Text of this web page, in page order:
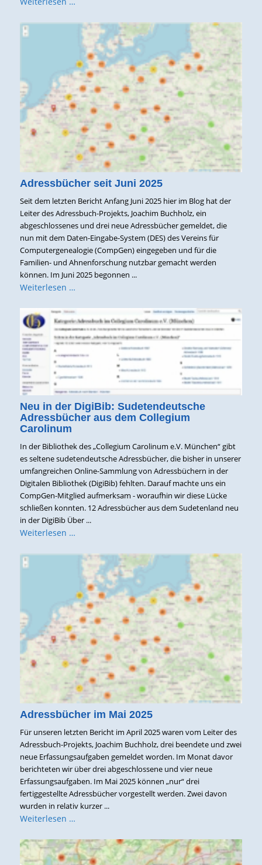
Adressbücher seit Juni 2025
Seit dem letzten Bericht Anfang Juni 2025 hier im Blog hat der
Leiter des Adressbuch-Projekts, Joachim Buchholz, ein
abgeschlossenes und drei neue Adressbücher gemeldet, die
nun mit dem Daten-Eingabe-System (DES) des Vereins für
Computergenealogie (CompGen) eingegeben und für die
Familien- und Ahnenforschung nutzbar gemacht werden
können. Im Juni 2025 begonnen ...
Weiterlesen …
Neu in der DigiBib: Sudetendeutsche
Adressbücher aus dem Collegium
Carolinum
In der Bibliothek des „Collegium Carolinum e.V. München“ gibt
es seltene sudetendeutsche Adressbücher, die bisher in unserer
umfangreichen Online-Sammlung von Adressbüchern in der
Digitalen Bibliothek (DigiBib) fehlten. Darauf machte uns ein
CompGen-Mitglied aufmerksam - woraufhin wir diese Lücke
schließen konnten. 12 Adressbücher aus dem Sudetenland neu
in der DigiBib Über ...
Weiterlesen …
Adressbücher im Mai 2025
Für unseren letzten Bericht im April 2025 waren vom Leiter des
Adressbuch-Projekts, Joachim Buchholz, drei beendete und zwei
neue Erfassungsaufgaben gemeldet worden. Im Monat davor
berichteten wir über drei abgeschlossene und vier neue
Erfassungsaufgaben. Im Mai 2025 können „nur“ drei
fertiggestellte Adressbücher vorgestellt werden. Zwei davon
wurden in relativ kurzer ...
Weiterlesen …